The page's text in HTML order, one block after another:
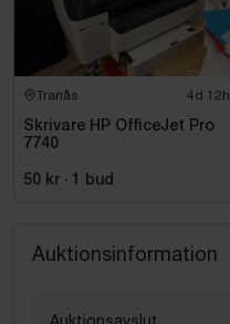
Tranås 4d 12h
Skrivare HP OfficeJet Pro
7740
50 kr · 1 bud
Auktionsinformation